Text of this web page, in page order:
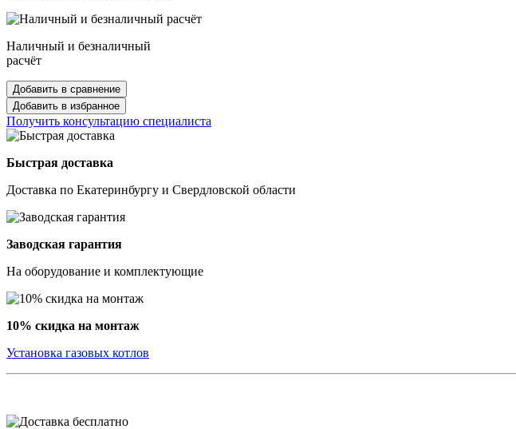
Наличный и безналичный
расчёт
Добавить в сравнение
Добавить в избранное
Получить консультацию специалиста
Быстрая доставка
Доставка по Екатеринбургу и Свердловской области
Заводская гарантия
На оборудование и комплектующие
10% скидка на монтаж
Установка газовых котлов